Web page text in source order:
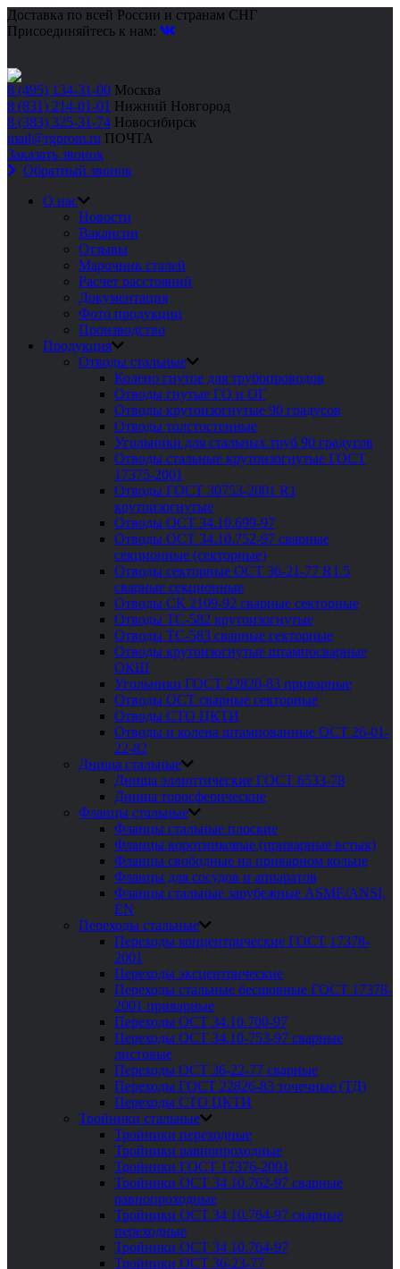
Доставка по всей России и странам СНГ
Присоединяйтесь к нам:
8 (495) 134-31-00 Москва
8 (831) 214-01-01 Нижний Новгород
8 (383) 325-31-74 Новосибирск
mail@rgprom.ru ПОЧТА
Заказать звонок
Обратный звонок
О нас
Новости
Вакансии
Отзывы
Марочник сталей
Расчет расстояний
Документация
Фото продукции
Производство
Продукция
Отводы стальные
Колено гнутое для трубопроводов
Отводы гнутые ГО и ОГ
Отводы крутоизогнутые 90 градусов
Отводы толстостенные
Угольники для стальных труб 90 градусов
Отводы стальные крутоизогнутые ГОСТ
17375-2001
Отводы ГОСТ 30753-2001 R1
крутоизогнутые
Отводы ОСТ 34.10.699-97
Отводы ОСТ 34.10.752-97 сварные
секционные (секторные)
Отводы секторные ОСТ 36-21-77 R1.5
сварные секционные
Отводы СК 2109-92 сварные секторные
Отводы ТС-582 крутоизогнутые
Отводы ТС-583 сварные секторные
Отводы крутоизогнутые штампосварные
ОКШ
Угольники ГОСТ 22820-83 приварные
Отводы ОСТ сварные секторные
Отводы СТО ЦКТИ
Отводы и колена штампованные ОСТ 26-01-
22-82
Днища стальные
Днища эллиптические ГОСТ 6533-78
Днища торосферические
Фланцы стальные
Фланцы стальные плоские
Фланцы воротниковые (приварные встык)
Фланцы свободные на приварном кольце
Фланцы для сосудов и аппаратов
Фланцы стальные зарубежные ASME/ANSI,
EN
Переходы стальные
Переходы концентрические ГОСТ 17378-
2001
Переходы эксцентрические
Переходы стальные бесшовные ГОСТ 17378-
2001 приварные
Переходы ОСТ 34.10.700-97
Переходы ОСТ 34.10-753-97 сварные
листовые
Переходы ОСТ 36-22-77 сварные
Переходы ГОСТ 22826-83 точечные (ТД)
Переходы СТО ЦКТИ
Тройники стальные
Тройники переходные
Тройники равнопроходные
Тройники ГОСТ 17376-2001
Тройники ОСТ 34 10.762-97 сварные
равнопроходные
Тройники ОСТ 34 10.764-97 сварные
переходные
Тройники ОСТ 34 10.764-97
Тройники ОСТ 36-23-77